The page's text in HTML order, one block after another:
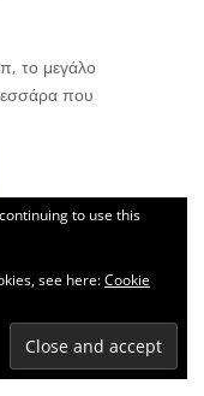
το μεγάλο
που
to use this
see here:Cookie